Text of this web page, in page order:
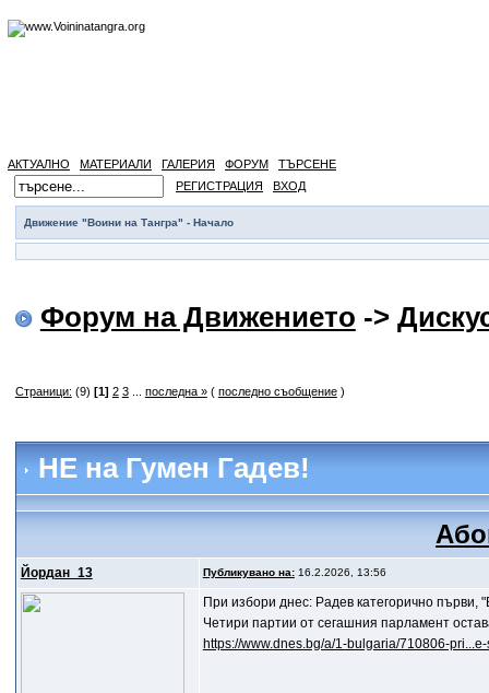
АКТУАЛНО МАТЕРИАЛИ ГАЛЕРИЯ ФОРУМ
ТЪРСЕНЕ
РЕГИСТРАЦИЯ
ВХОД
Движение "Воини на Тангра" - Начало
Форум на Движението ->
Страници: (9) [1] 2 3... последна »( последно съобщение)
НЕ на Гумен Гадев!
Йордан_13 Публикувано на:16.2.2026, 13:56
При избори днес: Радев категорично първи,
Четири партии от сегашния парламент
https://www.dnes.bg/a/1-bulgaria/710806-